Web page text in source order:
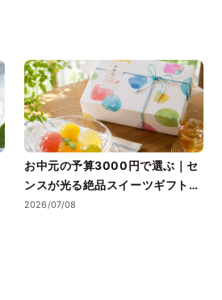
お中元の予算3000円で選ぶ｜セ
ンスが光る絶品スイーツギフトと
失敗しない選び方
2026/07/08